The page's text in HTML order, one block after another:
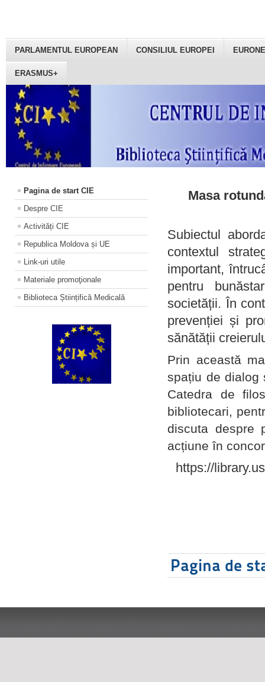
PARLAMENTUL EUROPEAN CONSILIUL EUROPEI
ERASMUS+
Pagina de start CIE
Despre CIE
Activități CIE
Republica Moldova și UE
Link-uri utile
Materiale promoţionale
Biblioteca Științifică Medicală
Masa
Subiectul
contextul
important,
pentru
societății. În
prevenției și
sănătății
Prin această
spațiu de dialog
Catedra de
bibliotecari,
discuta despre
acțiune în
https://
Pagina de